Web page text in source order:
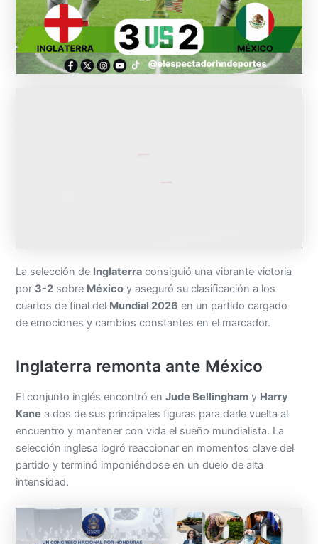
La selección de Inglaterra consiguió una vibrante victoria
por 3-2 sobre México y aseguró su clasificación a los
cuartos de final del Mundial 2026 en un partido cargado
de emociones y cambios constantes en el marcador.
Inglaterra remonta ante México
El conjunto inglés encontró enJude Bellingham y Harry
Kane a dos de sus principales figuras para darle vuelta al
encuentro y mantener con vida el sueño mundialista. La
selección inglesa logró reaccionar en momentos clave del
partido y terminó imponiéndose en un duelo de alta
intensidad.